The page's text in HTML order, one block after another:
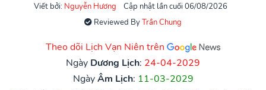
Viết bởi: Nguyễn Hương
Cập nhật lần cuối 06/08/2026
Reviewed ByTrần Chung
Theo dõi Lịch Vạn Niên trên
Ngày Dương Lịch: 24-04-2029
NgàyÂm Lịch: 11-03-2029